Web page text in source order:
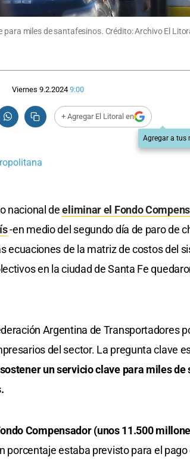
miles de santafesinos. Crédito: Archivo El
Viernes 9.2.2024 9:00
+ Agregar El Litoral en
Agregar a tus
nacional deeliminar el Fondo
-en medio del segundo día de paro de
ecuaciones de la matriz de costos del
en la ciudad de Santa Fe
Argentina de Transportadores
del sector. La pregunta clave
un servicio clave para miles de
Compensador (unos 11.500
porcentaje estaba previsto para el